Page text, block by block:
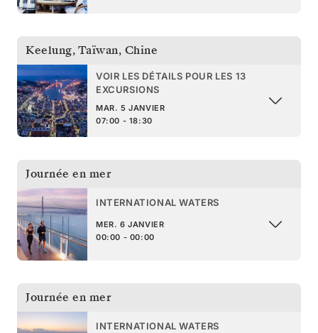
Keelung, Taïwan, Chine
VOIR LES DÉTAILS POUR LES 13
EXCURSIONS
MAR. 5 JANVIER
07:00 - 18:30
Journée en mer
INTERNATIONAL WATERS
MER. 6 JANVIER
00:00 - 00:00
Journée en mer
INTERNATIONAL WATERS